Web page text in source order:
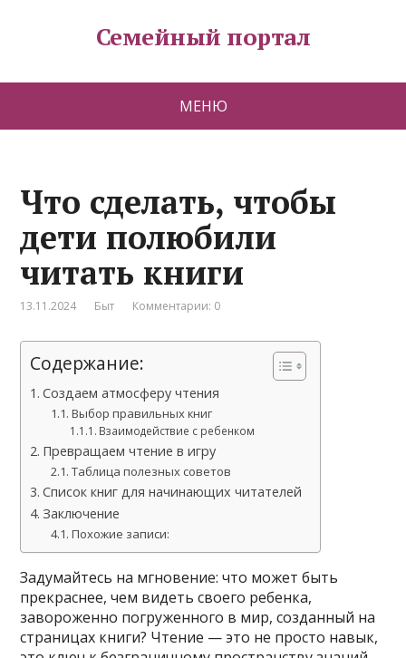
Семейный портал
МЕНЮ
Что сделать, чтобы
дети полюбили
читать книги
13.11.2024 Быт Комментарии: 0
Содержание:
Создаем атмосферу чтения
Выбор правильных книг
Взаимодействие с ребенком
Превращаем чтение в игру
Таблица полезных советов
Список книг для начинающих читателей
Заключение
Похожие записи:
Задумайтесь на мгновение: что может быть
прекраснее, чем видеть своего ребенка,
завороженно погруженного в мир, созданный на
страницах книги? Чтение — это не просто навык,